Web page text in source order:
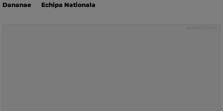
Dananae
Echipa Nationala